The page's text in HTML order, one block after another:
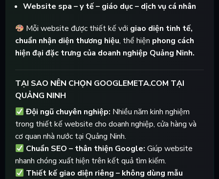
Website spa – y tế – giáo dục – dịch vụ cá nhân
Mỗi website được thiết kế với giao diện tinh tế,
chuẩn nhận diện thương hiệu, thể hiện phong cách
hiện đại đặc trưng của doanh nghiệp Quảng Ninh.
TẠI SAO NÊN CHỌN GOOGLEMETA.COM TẠI
QUẢNG NINH
Đội ngũ chuyên nghiệp: Nhiều năm kinh nghiệm
trong thiết kế website cho doanh nghiệp, cửa hàng và
cơ quan nhà nước tại Quảng Ninh.
Chuẩn SEO – thân thiện Google: Giúp website
nhanh chóng xuất hiện trên kết quả tìm kiếm.
Thiết kế giao diện riêng – không dùng mẫu